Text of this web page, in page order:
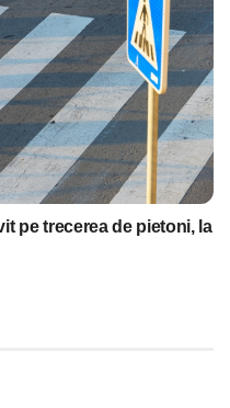
pe trecerea de pietoni, la